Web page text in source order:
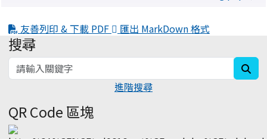
友善列印 & 下載 PDF 匯出 MarkDown 格式
:::
搜尋
進階搜尋
QR Code 區塊